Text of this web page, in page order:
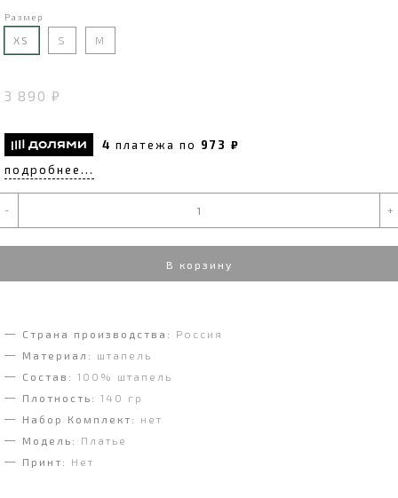
Размер
XS S M
3 890 ₽
4 платежа по 973 ₽
подробнее...
- +
В корзину
Страна производства:
Россия
Материал:
штапель
Состав: 100% штапель
Плотность: 140 гр
Набор Комплект:
нет
Модель:
Платье
Принт:
Нет